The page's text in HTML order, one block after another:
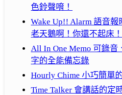
色鈴聲唷！
Wake Up!! Alarm 語音
老天鵝啊！你還不起床！
All In One Memo 可錄
字的全能備忘錄
Hourly Chime 小巧簡單
Time Talker 會講話的定